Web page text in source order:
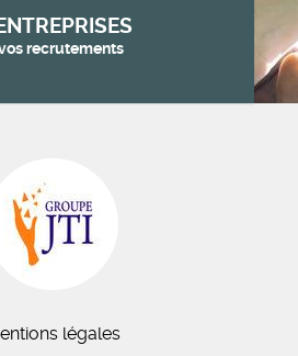
recrutements
légales